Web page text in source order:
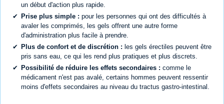
un début d'action plus rapide.
Prise plus simple : pour les personnes qui ont des difficultés à
avaler les comprimés, les gels offrent une autre forme
d'administration plus facile à prendre.
Plus de confort et de discrétion : les gels érectiles peuvent être
pris sans eau, ce qui les rend plus pratiques et plus discrets.
Possibilité de réduire les effets secondaires : comme le
médicament n'est pas avalé, certains hommes peuvent ressentir
moins d'effets secondaires au niveau du tractus gastro-intestinal.